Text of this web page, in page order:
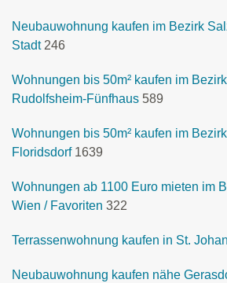
Neubauwohnung kaufen im Bezirk
Stadt 246
Wohnungen bis 50m² kaufen im
Rudolfsheim-Fünfhaus 589
Wohnungen bis 50m² kaufen im
Floridsdorf 1639
Wohnungen ab 1100 Euro mieten im
Wien / Favoriten 322
Terrassenwohnung kaufen in St.
Neubauwohnung kaufen nähe